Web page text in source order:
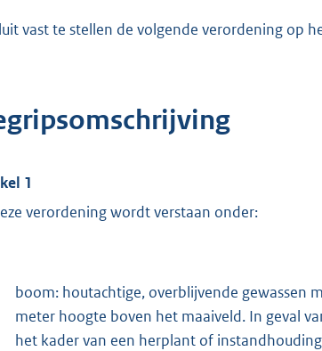
vast te stellen de volgende verordening op
1
verordening wordt verstaan onder:
boom: houtachtige, overblijvende gewassen
meter hoogte boven het maaiveld. In geval
het kader van een herplant of